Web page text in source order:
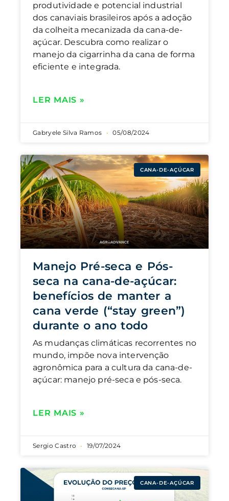
produtividade e potencial industrial
dos canaviais brasileiros após a adoção
da colheita mecanizada da cana-de-
açúcar. Descubra como realizar o
manejo da cigarrinha da cana de forma
eficiente e integrada.
LER MAIS »
Gabryele Silva Ramos 05/08/2024
CANA-DE-AÇÚCAR
Manejo Pré-seca e Pós-
seca na cana-de-açúcar:
benefícios de manter a
cana verde (“stay green”)
durante o ano todo
As mudanças climáticas recorrentes no
mundo, impõe nova intervenção
agronômica para a cultura da cana-de-
açúcar: manejo pré-seca e pós-seca.
LER MAIS »
Sergio Castro 19/07/2024
CANA-DE-AÇÚCAR